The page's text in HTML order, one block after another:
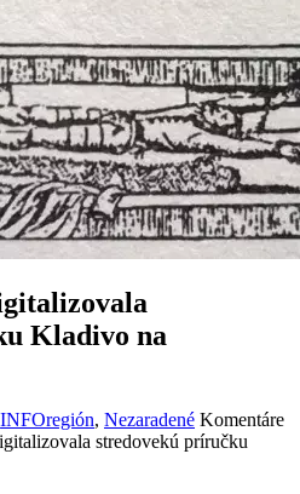
Kladivo na
INFOregión, Nezaradené Komentáre
stredovekú príručku